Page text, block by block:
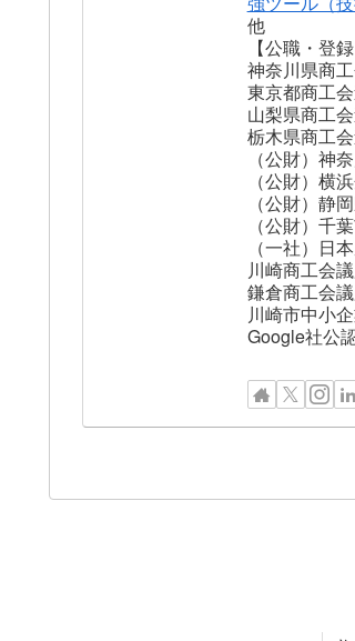
他
【公職・登録
神奈川県商
東京都商工
山梨県商工
栃木県商工
（公財）神
（公財）横
（公財）静
（公財）千
（一社）日
川崎商工会
鎌倉商工会
川崎市中小
Google社公